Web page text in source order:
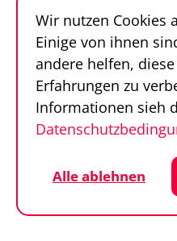
FAQ
Kontakt
Sportfinder in 100
Sekunden
© SportFinder 2026
Datenschutz
Impressum
Wir nutzen Cookies
Einige von ihnen
andere helfen,
Erfahrungen zu
Informationen sieh
Alle ablehnen